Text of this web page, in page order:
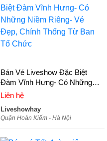
Bán Vé Liveshow Đặc Biệt
Đàm Vĩnh Hưng- Có Những
Niềm Riêng- Vé Đẹp, Chính
Liên hệ
Liveshowhay
Quận Hoàn Kiếm - Hà Nội